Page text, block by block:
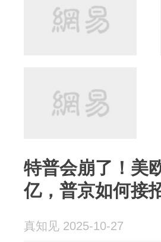
特普会崩了！美
亿，普京如何接
真知见 2025-10-27